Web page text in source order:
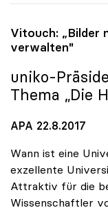
Vitouch: „Bilder
verwalten"
uniko-
Thema „Die
APA 22.8.2017
Wann ist eine
exzellente
Attraktiv für die
Wissenschaftler